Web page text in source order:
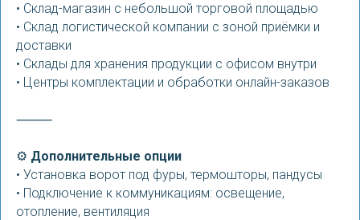
• Склад-магазин с небольшой торговой площадью
• Склад логистической компании с зоной приёмки и
доставки
• Склады для хранения продукции с офисом внутри
• Центры комплектации и обработки онлайн-заказов
⸻
⚙️ Дополнительные опции
• Установка ворот под фуры, термошторы, пандусы
• Подключение к коммуникациям: освещение,
отопление, вентиляция